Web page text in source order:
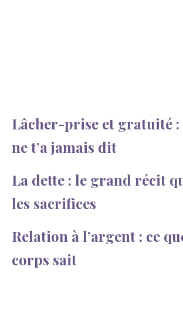
Lâcher-prise et gratuité :
ne t’a jamais dit
La dette : le grand récit
les sacrifices
Relation à l’argent : ce
corps sait